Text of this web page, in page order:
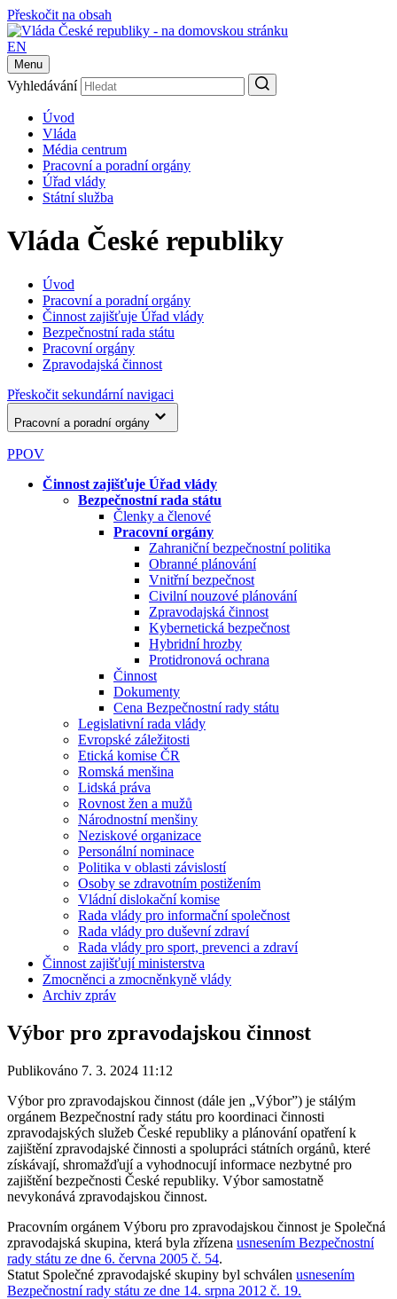
Přeskočit na obsah
EN
Menu
Vyhledávání
Úvod
Vláda
Média centrum
Pracovní a poradní orgány
Úřad vlády
Státní služba
Vláda České republiky
Úvod
Pracovní a poradní orgány
Činnost zajišťuje Úřad vlády
Bezpečnostní rada státu
Pracovní orgány
Zpravodajská činnost
Přeskočit sekundární navigaci
Pracovní a poradní orgány
PPOV
Činnost zajišťuje Úřad vlády
Bezpečnostní rada státu
Členky a členové
Pracovní orgány
Zahraniční bezpečnostní politika
Obranné plánování
Vnitřní bezpečnost
Civilní nouzové plánování
Zpravodajská činnost
Kybernetická bezpečnost
Hybridní hrozby
Protidronová ochrana
Činnost
Dokumenty
Cena Bezpečnostní rady státu
Legislativní rada vlády
Evropské záležitosti
Etická komise ČR
Romská menšina
Lidská práva
Rovnost žen a mužů
Národnostní menšiny
Neziskové organizace
Personální nominace
Politika v oblasti závislostí
Osoby se zdravotním postižením
Vládní dislokační komise
Rada vlády pro informační společnost
Rada vlády pro duševní zdraví
Rada vlády pro sport, prevenci a zdraví
Činnost zajišťují ministerstva
Zmocněnci a zmocněnkyně vlády
Archiv zpráv
Výbor pro zpravodajskou činnost
Publikováno 7. 3. 2024 11:12
Výbor pro zpravodajskou činnost (dále jen „Výbor”) je stálým
orgánem Bezpečnostní rady státu pro koordinaci činnosti
zpravodajských služeb České republiky a plánování opatření k
zajištění zpravodajské činnosti a spolupráci státních orgánů, které
získávají, shromažďují a vyhodnocují informace nezbytné pro
zajištění bezpečnosti České republiky. Výbor samostatně
nevykonává zpravodajskou činnost.
Pracovním orgánem Výboru pro zpravodajskou činnost je Společná
zpravodajská skupina, která byla zřízena usnesením Bezpečnostní
rady státu ze dne 6. června 2005 č. 54.
Statut Společné zpravodajské skupiny byl schválen usnesením
Bezpečnostní rady státu ze dne 14. srpna 2012 č. 19.